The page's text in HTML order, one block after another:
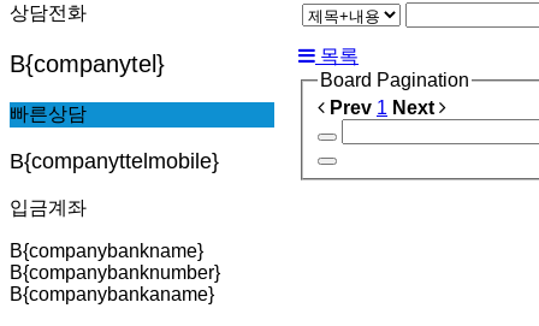
상담전화
B{companytel}
빠른상담
B{companyttelmobile}
입금계좌
B{companybankname}
B{companybanknumber}
B{companybankaname}
목록
Board Pagination
Prev 1 Next